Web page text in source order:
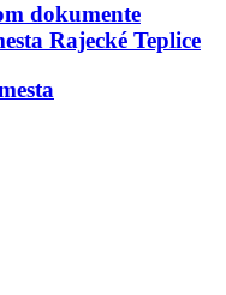
dokumente
Rajecké Teplice